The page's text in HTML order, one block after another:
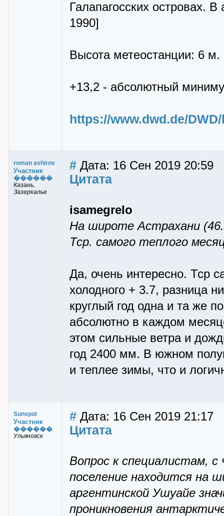
Галапагосских островах.
1990]
Высота метеостанции: 6
+13,2 - абсолютный
https://www.dwd.de/
roman ashirov
Участник
������
Казань,
Зазеркалье
# Дата: 16 Сен 2019 20:59
Цитата
isamegrelo
На широте Астрахани
Тср. самого теплого
Да, очень интересно. Тср
холодного + 3.7, разница
круглый год одна и та же
абсолютно в каждом
этом сильные ветра и
год 2400 мм. В южном
и теплее зимы, что и
Sunspot
Участник
������
Ульяновск
# Дата: 16 Сен 2019 21:17
Цитата
Вопрос к специалистам,
поселение находится на
аргентинской Ушуайе
проникновения